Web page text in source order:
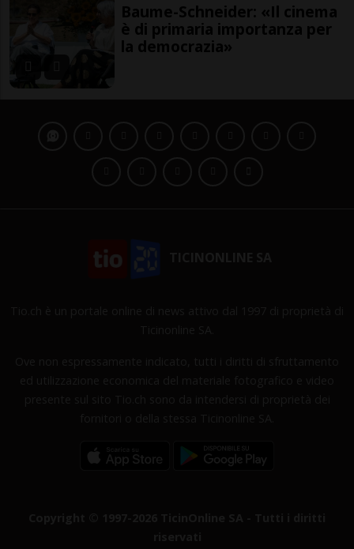
Baume-Schneider: «Il cinema
è di primaria importanza per
la democrazia»